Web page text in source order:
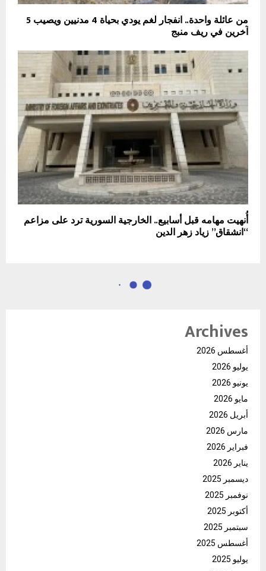
من عائلة واحدة.. انفجار لغم يودي بحياة 4 مدنيين ويصيب 5
آخرين في ريف منبج
أُنهيت مهامه قبل أسابيع.. الخارجية السورية ترد على مزاعم
“انشقاق” زياد زهر الدين
Archives
أغسطس 2026
يوليو 2026
يونيو 2026
مايو 2026
أبريل 2026
مارس 2026
فبراير 2026
يناير 2026
ديسمبر 2025
نوفمبر 2025
أكتوبر 2025
سبتمبر 2025
أغسطس 2025
يوليو 2025